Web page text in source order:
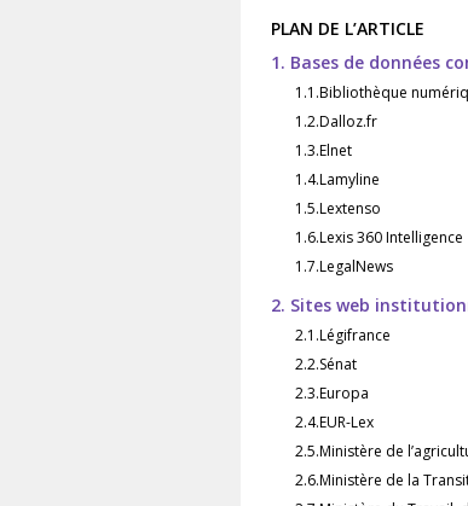
PLAN DE L’ARTICLE
1. Bases de données
1.1.Bibliothèque
1.2.Dalloz.fr
1.3.Elnet
1.4.Lamyline
1.5.Lextenso
1.6.Lexis 360 Intelligence
1.7.LegalNews
2. Sites web
2.1.Légifrance
2.2.Sénat
2.3.Europa
2.4.EUR-Lex
2.5.Ministère de
2.6.Ministère de la